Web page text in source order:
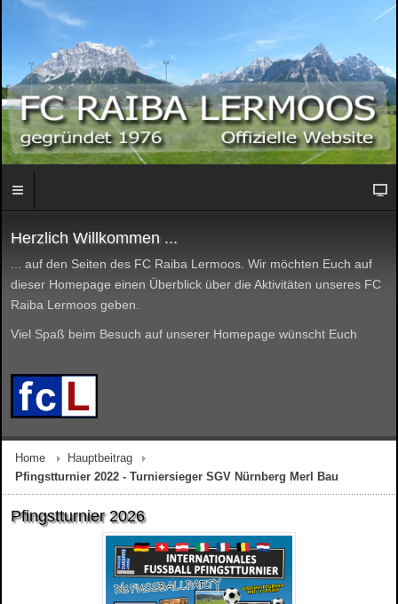
Herzlich Willkommen ...
... auf den Seiten des FC Raiba Lermoos. Wir möchten Euch auf
dieser Homepage einen Überblick über die Aktivitäten unseres FC
Raiba Lermoos geben.
Viel Spaß beim Besuch auf unserer Homepage wünscht Euch
Home
Hauptbeitrag
Pfingstturnier 2022 - Turniersieger SGV Nürnberg Merl Bau
Pfingstturnier 2026